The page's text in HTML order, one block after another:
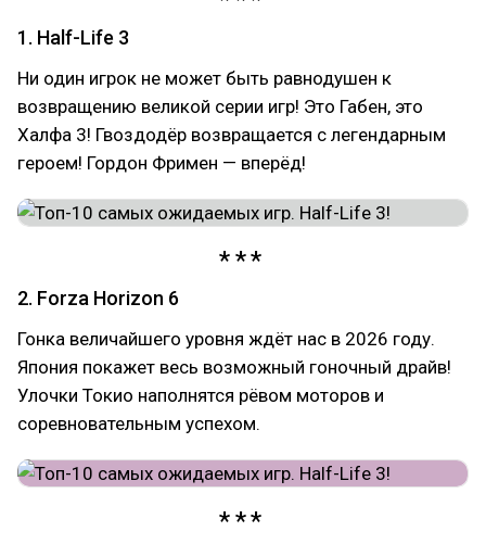
1. Half-Life 3
Ни один игрок не может быть равнодушен к
возвращению великой серии игр! Это Габен, это
Халфа 3! Гвоздодёр возвращается с легендарным
героем! Гордон Фримен — вперёд!
2. Forza Horizon 6
Гонка величайшего уровня ждёт нас в 2026 году.
Япония покажет весь возможный гоночный драйв!
Улочки Токио наполнятся рёвом моторов и
соревновательным успехом.